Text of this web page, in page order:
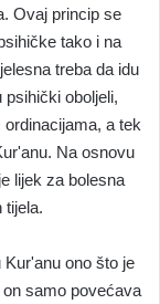
Ovaj princip se
tako i na
treba da idu
psihički oboljeli,
a tek
Na osnovu
lijek za bolesna
tijela.
Kur'anu ono što je
samo povećava